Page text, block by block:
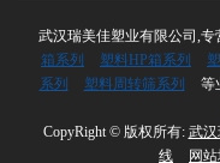
武汉瑞美佳塑业有限公司,专
箱系列
塑料HP箱系列
系列
塑料周转筛系列 等
CopyRight © 版权所有: 武
线
网